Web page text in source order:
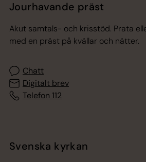
Jourhavande präst
Akut samtals- och krisstöd. Prata
med en präst på kvällar och nätter.
Chatt
Digitalt brev
Telefon 112
Svenska kyrkan